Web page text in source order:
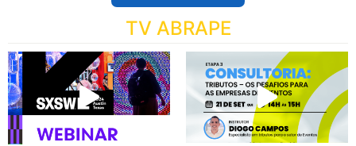
TV ABRAPE